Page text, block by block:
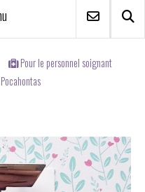
Pour le personnel soignant